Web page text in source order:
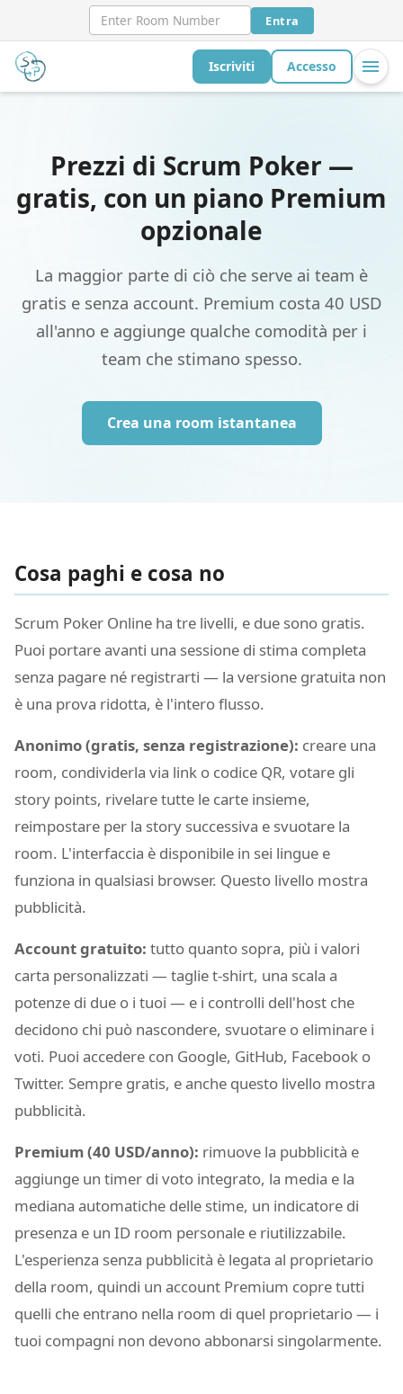
Entra
Iscriviti Accesso
Prezzi di Scrum Poker —
gratis, con un piano Premium
opzionale
La maggior parte di ciò che serve ai team è
gratis e senza account. Premium costa 40 USD
all'anno e aggiunge qualche comodità per i
team che stimano spesso.
Crea una room istantanea
Cosa paghi e cosa no
Scrum Poker Online ha tre livelli, e due sono gratis.
Puoi portare avanti una sessione di stima completa
senza pagare né registrarti — la versione gratuita non
è una prova ridotta, è l'intero flusso.
Anonimo (gratis, senza registrazione): creare una
room, condividerla via link o codice QR, votare gli
story points, rivelare tutte le carte insieme,
reimpostare per la story successiva e svuotare la
room. L'interfaccia è disponibile in sei lingue e
funziona in qualsiasi browser. Questo livello mostra
pubblicità.
Account gratuito: tutto quanto sopra, più i valori
carta personalizzati — taglie t-shirt, una scala a
potenze di due o i tuoi — e i controlli dell'host che
decidono chi può nascondere, svuotare o eliminare i
voti. Puoi accedere con Google, GitHub, Facebook o
Twitter. Sempre gratis, e anche questo livello mostra
pubblicità.
Premium (40 USD/anno): rimuove la pubblicità e
aggiunge un timer di voto integrato, la media e la
mediana automatiche delle stime, un indicatore di
presenza e un ID room personale e riutilizzabile.
L'esperienza senza pubblicità è legata al proprietario
della room, quindi un account Premium copre tutti
quelli che entrano nella room di quel proprietario — i
tuoi compagni non devono abbonarsi singolarmente.